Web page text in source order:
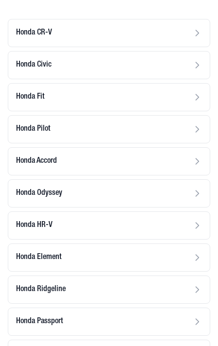
Honda CR-V
Honda Civic
Honda Fit
Honda Pilot
Honda Accord
Honda Odyssey
Honda HR-V
Honda Element
Honda Ridgeline
Honda Passport